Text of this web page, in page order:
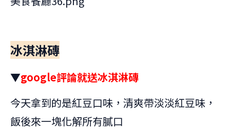
冰淇淋磚
▼google評論就送冰淇淋磚
今天拿到的是紅豆口味，清爽帶淡淡紅豆味，
飯後來一塊化解所有膩口